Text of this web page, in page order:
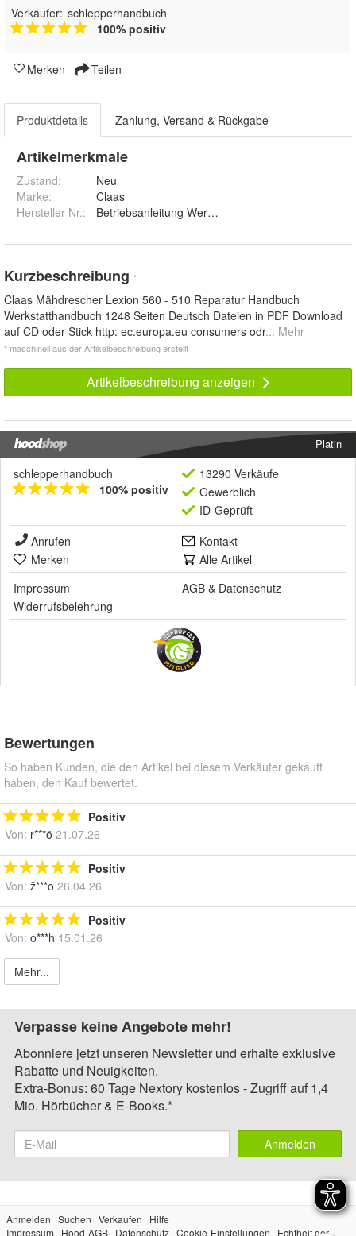
Verkäufer: schlepperhandbuch
100% positiv
Merken Teilen
Produktdetails Zahlung, Versand & Rückgabe
Artikelmerkmale
Zustand:
Neu
Marke:
Claas
Hersteller Nr.:
Betriebsanleitung Werkstatthandbuch
Kurzbeschreibung *
Claas Mähdrescher Lexion 560 - 510 Reparatur Handbuch
Werkstatthandbuch 1248 Seiten Deutsch Dateien in PDF Download
auf CD oder Stick http: ec.europa.eu consumers odr... Mehr
* maschinell aus der Artikelbeschreibung erstellt
Artikelbeschreibung anzeigen
Platin
schlepperhandbuch
100% positiv
13290 Verkäufe
Gewerblich
ID-Geprüft
Anrufen
Kontakt
Merken
Alle Artikel
Impressum
AGB & Datenschutz
Widerrufsbelehrung
Bewertungen
So haben Kunden, die den Artikel bei diesem Verkäufer gekauft
haben, den Kauf bewertet.
Positiv
Von: r***ö 21.07.26
Positiv
Von: ž***o 26.04.26
Positiv
Von: o***h 15.01.26
Mehr...
Verpasse keine Angebote mehr!
Abonniere jetzt unseren Newsletter und erhalte exklusive
Rabatte und Neuigkeiten.
Extra-Bonus: 60 Tage Nextory kostenlos - Zugriff auf 1,4
Mio. Hörbücher & E-Books.*
Anmelden
Anmelden Suchen Verkaufen
Hilfe
Impressum
Hood-AGB Datenschutz Cookie-Einstellungen Echtheit der